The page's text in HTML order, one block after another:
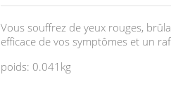
Vous souffrez de yeux rouges,
efficace de vos symptômes et un
poids: 0.041kg